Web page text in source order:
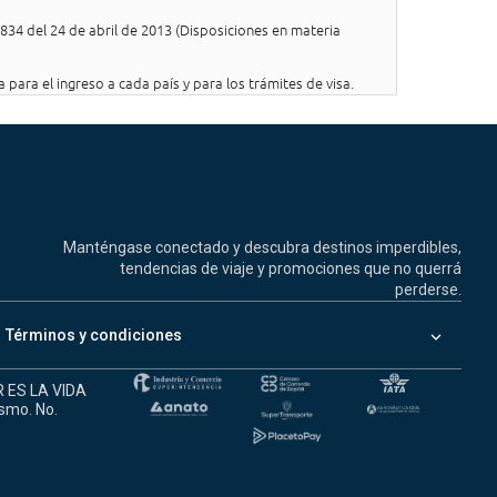
del 24 de abril de 2013 (Disposiciones en materia
el ingreso a cada país y para los trámites de visa.
Manténgase conectado y descubra destinos imperdibles,
tendencias de viaje y promociones que no querrá
perderse.
Términos y condiciones keyboard_arrow_down
LA VIDA
No.